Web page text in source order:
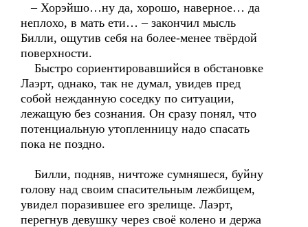
– Хорэйшо…ну да, хорошо, наверное… да
неплохо, в мать ети… – закончил мысль
Билли, ощутив себя на более-менее твёрдой
поверхности.
Быстро сориентировавшийся в обстановке
Лаэрт, однако, так не думал, увидев пред
собой нежданную соседку по ситуации,
лежащую без сознания. Он сразу понял, что
потенциальную утопленницу надо спасать
пока не поздно.
Билли, подняв, ничтоже сумняшеся, буйну
голову над своим спасительным лежбищем,
увидел поразившее его зрелище. Лаэрт,
перегнув девушку через своё колено и держа